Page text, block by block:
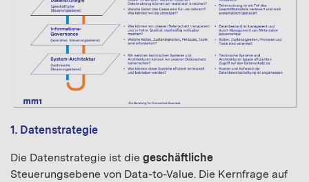
1. Datenstrategie
Die Datenstrategie ist die geschäftliche
Steuerungsebene von Data-to-Value. Die Kernfrage auf